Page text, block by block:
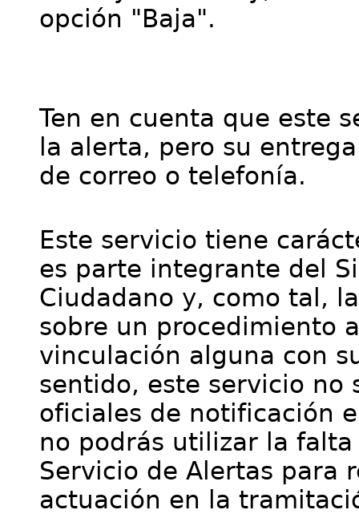
opción "Baja".
Ten en cuenta que este
la alerta, pero su
de correo o telefonía.
Este servicio tiene
es parte integrante del
Ciudadano y, como tal,
sobre un procedimiento
vinculación alguna con
sentido, este servicio no
oficiales de notificación
no podrás utilizar la
Servicio de Alertas para
actuación en la